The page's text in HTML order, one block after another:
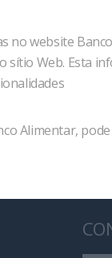
no website
Web. Esta
Alimentar,